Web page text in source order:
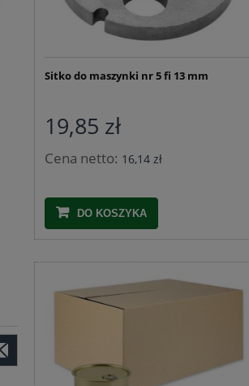
Szynkowar ze stali nierdzewnej 1,5 kg
76,25 zł
DO KOSZYKA
Sitko do maszynki nr 5 fi 13 mm
19,85 zł
Cena netto: 16,14 zł
DO KOSZYKA